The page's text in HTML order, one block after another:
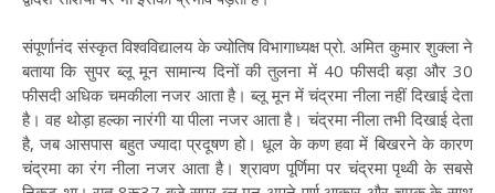
संपूर्णानंद संस्कृत विश्वविद्यालय के ज्योतिष विभागाध्यक्ष प्रो. अमित कुमार शुक्ला ने
बताया कि सुपर ब्लू मून सामान्य दिनों की तुलना में 40 फीसदी बड़ा और 30
फीसदी अधिक चमकीला नजर आता है। ब्लू मून में चंद्रमा नीला नहीं दिखाई देता
है। वह थोड़ा हल्का नारंगी या पीला नजर आता है। चंद्रमा नीला तभी दिखाई देता
है, जब आसपास बहुत ज्यादा प्रदूषण हो। धूल के कण हवा में बिखरने के कारण
चंद्रमा का रंग नीला नजर आता है। श्रावण पूर्णिमा पर चंद्रमा पृथ्वी के सबसे